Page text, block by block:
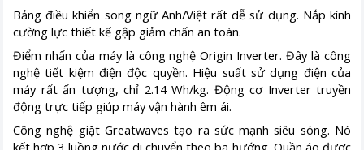
Bảng điều khiển song ngữ Anh/Việt rất dễ sử dụng. Nắp kính
cường lực thiết kế gập giảm chấn an toàn.
Điểm nhấn của máy là công nghệ Origin Inverter. Đây là công
nghệ tiết kiệm điện độc quyền. Hiệu suất sử dụng điện của
máy rất ấn tượng, chỉ 2.14 Wh/kg. Động cơ Inverter truyền
động trực tiếp giúp máy vận hành êm ái.
Công nghệ giặt Greatwaves tạo ra sức mạnh siêu sóng. Nó
kết hợp 3 luồng nước di chuyển theo ba hướng. Quần áo được